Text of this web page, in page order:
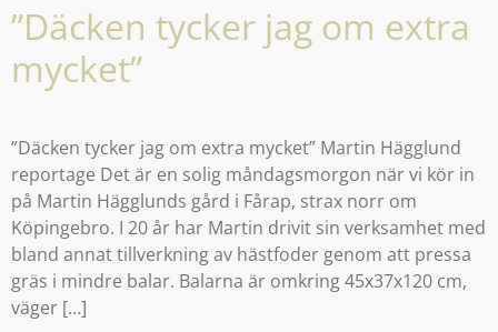
”Däcken tycker jag om extra
mycket”
”Däcken tycker jag om extra mycket” Martin Hägglund
reportage Det är en solig måndagsmorgon när vi kör in
på Martin Hägglunds gård i Fårap, strax norr om
Köpingebro. I 20 år har Martin drivit sin verksamhet med
bland annat tillverkning av hästfoder genom att pressa
gräs i mindre balar. Balarna är omkring 45x37x120 cm,
väger […]